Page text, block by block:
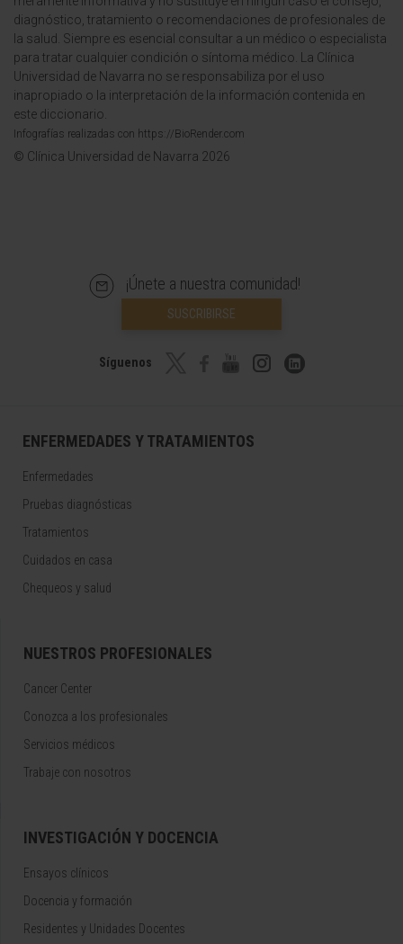
diagnóstico, tratamiento o recomendaciones de profesionales de
la salud. Siempre es esencial consultar a un médico o especialista
para tratar cualquier condición o síntoma médico. La Clínica
Universidad de Navarra no se responsabiliza por el uso
inapropiado o la interpretación de la información contenida en
este diccionario.
Infografías realizadas con https://BioRender.com
© Clínica Universidad de Navarra 2026
¡Únete a nuestra comunidad!
SUSCRIBIRSE
Síguenos
ENFERMEDADES Y TRATAMIENTOS
Enfermedades
Pruebas diagnósticas
Tratamientos
Cuidados en casa
Chequeos y salud
NUESTROS PROFESIONALES
Cancer Center
Conozca a los profesionales
Servicios médicos
Trabaje con nosotros
INVESTIGACIÓN Y DOCENCIA
Ensayos clínicos
Docencia y formación
Residentes y Unidades Docentes